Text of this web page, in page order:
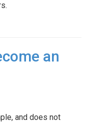
an
and does not